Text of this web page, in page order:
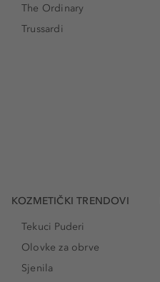
The Ordinary
Trussardi
KOZMETIČKI TRENDOVI
Tekuci Puderi
Olovke za obrve
Sjenila